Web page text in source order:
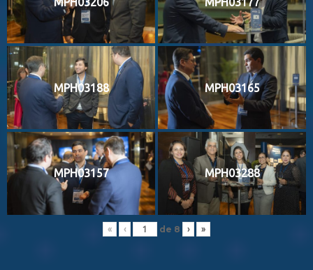
MPH03188 MPH03165
MPH03157 MPH03288
« ‹ de 8 › »